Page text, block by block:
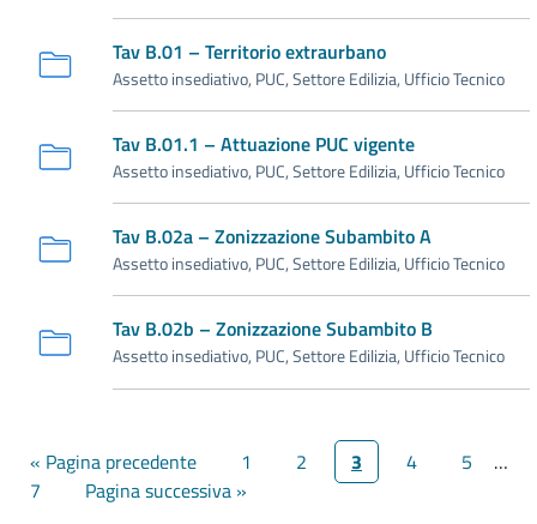
Tav B.01 – Territorio extraurbano
Assetto insediativo, PUC, Settore Edilizia, Ufficio Tecnico
Tav B.01.1 – Attuazione PUC vigente
Assetto insediativo, PUC, Settore Edilizia, Ufficio Tecnico
Tav B.02a – Zonizzazione Subambito A
Assetto insediativo, PUC, Settore Edilizia, Ufficio Tecnico
Tav B.02b – Zonizzazione Subambito B
Assetto insediativo, PUC, Settore Edilizia, Ufficio Tecnico
« Pagina precedente 1 2 3 4 5
…
7
Pagina successiva »